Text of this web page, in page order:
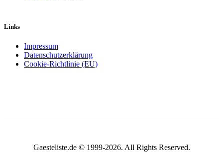
Links
Impressum
Datenschutzerklärung
Cookie-Richtlinie (EU)
Gaesteliste.de © 1999-2026. All Rights Reserved.